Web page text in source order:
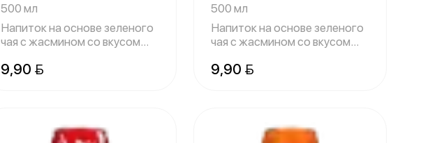
500 мл
Напиток на основе зеленого
чая с жасмином со вкусом
9,90 
500 мл
Напиток на основе зеленого
чая с жасмином со вкусом
9,90 